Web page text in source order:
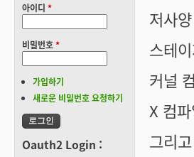
저사
스테
커널
X 컴
그리
아이디 *
비밀번호*
가입하기
새로운 비밀번호 요청하기
Oauth2 Login :